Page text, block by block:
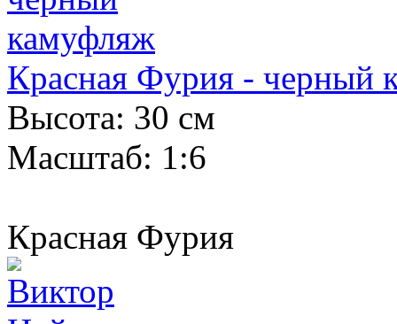
Красная Фурия - черный
Высота: 30 см
Масштаб: 1:6
Красная Фурия